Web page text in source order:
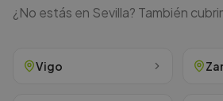
¿No estás en Sevilla? También
Vigo